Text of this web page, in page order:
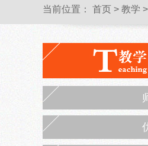
当前位置： 首页 > 教学 >